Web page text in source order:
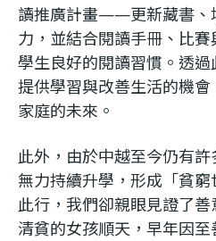
讀推廣計畫——更新藏書、
力，並結合閱讀手冊、比
學生良好的閱讀習慣。透
提供學習與改善生活的機
家庭的未來。
此外，由於中越至今仍有
無力持續升學，形成「貧
此行，我們卻親眼見證了
清貧的女孩順天，早年因